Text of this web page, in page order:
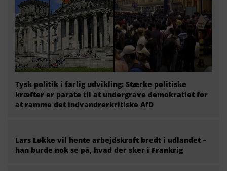
Tysk politik i farlig udvikling: Stærke politiske
kræfter er parate til at undergrave demokratiet for
at ramme det indvandrerkritiske AfD
Lars Løkke vil hente arbejdskraft bredt i udlandet –
han burde nok se på, hvad der sker i Frankrig